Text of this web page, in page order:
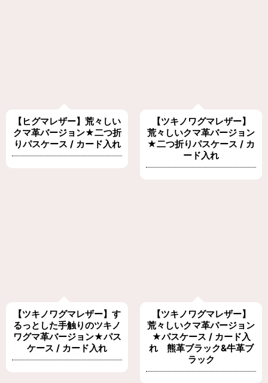
【ヒグマレザー】荒々しい
クマ革バージョン★二つ折
りパスケース / カード入れ
【ツキノワグマレザー】
荒々しいクマ革バージョン
★二つ折りパスケース / カ
ード入れ
【ツキノワグマレザー】す
るっとした手触りのツキノ
ワグマ革バージョン★パス
ケース / カード入れ
【ツキノワグマレザー】
荒々しいクマ革バージョン
★パスケース / カード入
れ 熊革ブラック&牛革ブ
ラック